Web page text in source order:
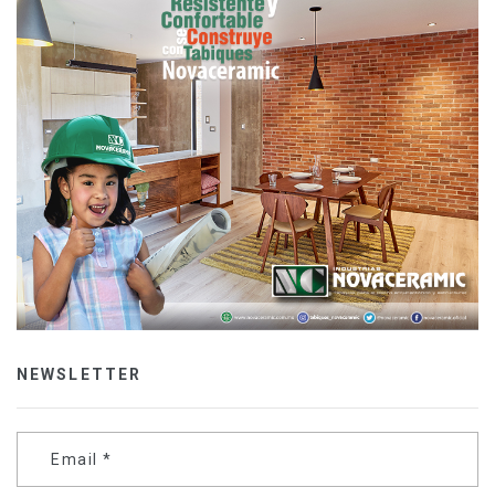
NEWSLETTER
Email *